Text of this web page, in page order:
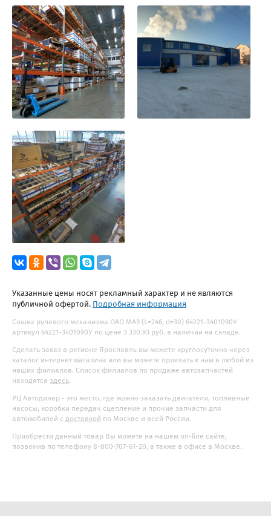
Указанные цены носят рекламный характер и не являются
публичной офертой. Подробная информация
Сошка рулевого механизма ОАО МАЗ (L=246, d=30) 64221-3401090У
артикул 64221-3401090У по цене 3 330.93 руб. в наличии на складе.
Сделать заказ в регионе Ярославль вы можете круглосуточно через
каталог интернет магазина или вы можете приехать к нам в любой из
наших филиалов. Список филиалов по продаже автозапчастей
находятся здесь.
РЦ Автодилер - это место, где можно заказать двигатели, топливные
насосы, коробки передач сцепление и прочие запчасти для
автомобилей с доставкой по Москве и всей России.
Приобрести данный товар Вы можете на нашем on-line сайте,
позвонив по телефону 8-800-707-61-20, а также в офисе в Москве.